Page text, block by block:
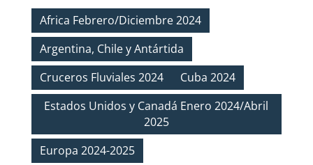
Africa Febrero/Diciembre 2024
Argentina, Chile y Antártida
Cruceros Fluviales 2024
Cuba 2024
Estados Unidos y Canadá Enero 2024/Abril
2025
Europa 2024-2025